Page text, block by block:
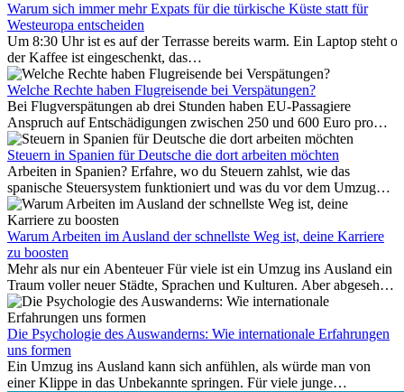
Warum sich immer mehr Expats für die türkische Küste statt für
Westeuropa entscheiden
Um 8:30 Uhr ist es auf der Terrasse bereits warm. Ein Laptop steht
der Kaffee ist eingeschenkt, das
Meer ist nur wenige Meter entfernt. Für viele Expats in
Antalya ist das kein Urlaub. So beginnt ihr Alltag.
Welche Rechte haben Flugreisende bei Verspätungen?
Bei Flugverspätungen ab drei Stunden haben EU-Passagiere
Anspruch auf Entschädigungen zwischen 250 und 600 Euro pro
Person – gestaffelt nach Flugdistanz. Zusätzlich können entstandene
Folgekosten wie Hotelübernachtungen oder verpasste
Anschlussflüge erstattet werden. Bereits ab zwei Stunden
Verspätung muss die Airline Verpflegung und
Kommunikationsmöglichkeiten bereitstellen. Verweigert die
Fluggesellschaft die Zahlung, ist das nicht das letzte Wort:
Schlichtungsstellen und spezialisierte Portale helfen kostenlos oder
auf Provisionsbasis weiter. Ansprüche verjähren in Deutschland erst
nach drei Jahren.
Steuern in Spanien für Deutsche die dort arbeiten möchten
Arbeiten in Spanien? Erfahre, wo du Steuern zahlst, wie das
spanische Steuersystem funktioniert und was du vor dem Umzug
beachten musst.
Warum Arbeiten im Ausland der schnellste Weg ist, deine Karriere
zu boosten
Mehr als nur ein Abenteuer Für viele ist ein Umzug ins Ausland ein
Traum voller neuer Städte, Sprachen und Kulturen. Aber abgesehen
vom Abenteuer ist Arbeiten im...
Die Psychologie des Auswanderns: Wie internationale Erfahrungen
uns formen
Ein Umzug ins Ausland kann sich anfühlen, als würde man von
einer Klippe in das Unbekannte springen. Für viele junge